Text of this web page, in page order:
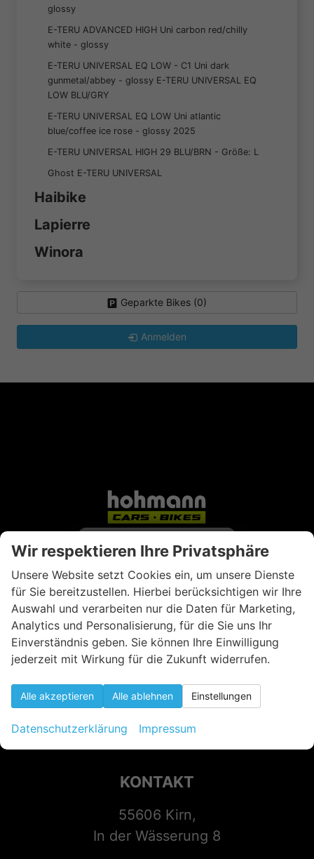
glossy
E-TERU ADVANCED HIGH Uni carbon red/chilly
white - glossy
E-TERU UNIVERSAL EQ LOW - C1 Uni dark
gunmetal/abbey - glossy E-TERU UNIVERSAL EQ
LOW BLU/GRY
E-TERU UNIVERSAL EQ LOW Uni atlantic
blue/coffee ice rose - glossy 2025
E-TERU UNIVERSAL HIGH 29 BLU/BRN - Größe: L
Ghost E-TERU UNIVERSAL
Haibike
Lapierre
Winora
Geparkte Bikes (0)
Anmelden
KONTAKT
55606 Kirn,
In der Wässerung 8
Wir respektieren Ihre Privatsphäre
Unsere Website setzt Cookies ein, um unsere Dienste
für Sie bereitzustellen. Hierbei berücksichtigen wir Ihre
Auswahl und verarbeiten nur die Daten für Marketing,
Analytics und Personalisierung, für die Sie uns Ihr
Einverständnis geben. Sie können Ihre Einwilligung
jederzeit mit Wirkung für die Zukunft widerrufen.
Alle akzeptieren Alle ablehnen Einstellungen
Datenschutzerklärung Impressum